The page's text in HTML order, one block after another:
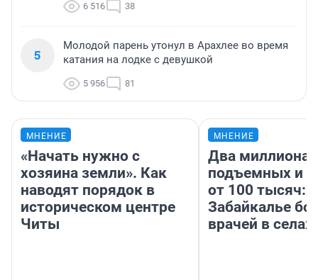
6 516 38
5
Молодой парень утонул в Арахлее во время
катания на лодке с девушкой
5 956 81
МНЕНИЕ
«Начать нужно с
хозяина земли». Как
наводят порядок в
историческом центре
Читы
МНЕНИЕ
Два миллиона
подъемных и
от 100 тысяч:
Забайкалье
врачей в селах